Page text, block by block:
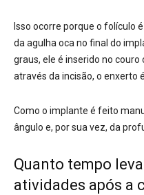
Isso ocorre porque o folículo
da agulha oca no final do
graus, ele é inserido no
através da incisão, o enxerto
Como o implante é feito
ângulo e, por sua vez, da
Quanto tempo
atividades após a